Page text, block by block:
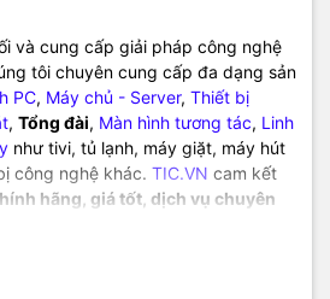
và cung cấp giải pháp công nghệ
tôi chuyên cung cấp đa dạng sản
PC, Máy chủ - Server, Thiết bị
, Tổng đài, Màn hình tương tác, Linh
như tivi, tủ lạnh, máy giặt, máy hút
công nghệ khác. TIC.VN cam kết
hãng, giá tốt, dịch vụ chuyên